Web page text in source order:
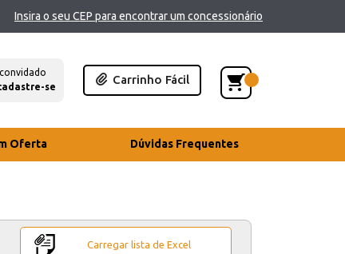
Insira o seu CEP para encontrar um concessionário
se
Carrinho Fácil
Oferta Dúvidas Frequentes
Carregar lista de Excel